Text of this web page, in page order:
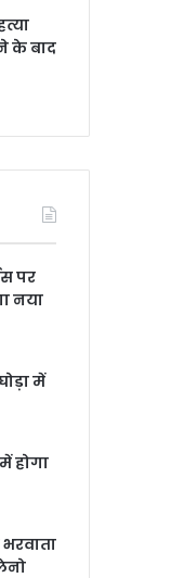
के बाद
पर
नया
में
होगा